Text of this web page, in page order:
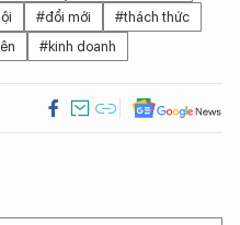
#đổi mới
#thách thức
#kinh doanh